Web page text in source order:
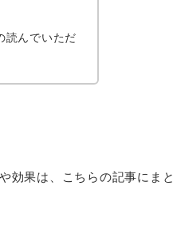
読んでいただ
効果は、こちらの記事にまと